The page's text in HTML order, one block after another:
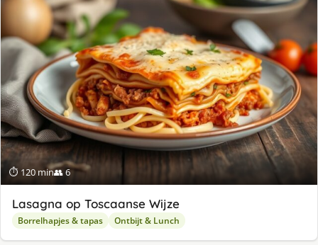
⏱ 120 min👥 6
Lasagna op Toscaanse Wijze
Borrelhapjes & tapas Ontbijt & Lunch